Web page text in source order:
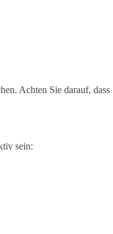
Achten Sie darauf, dass
sein: